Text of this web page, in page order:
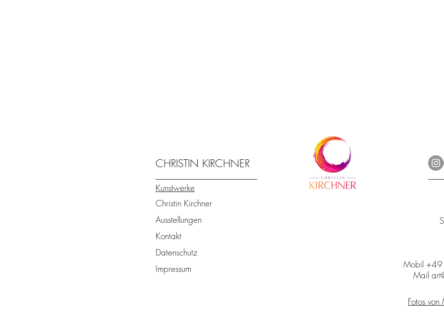
CHRISTIN KIRCHNER
Kunstwerke
Christin Kirchner
Ausstellungen
Kontakt
Datenschutz
Impressum
Mobil
Mail
Fotos